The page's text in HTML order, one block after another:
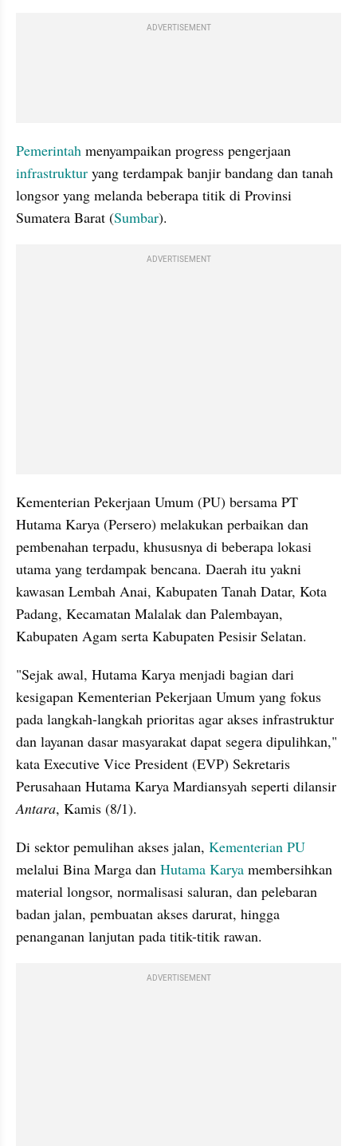
ADVERTISEMENT
Pemerintah
infrastruktur yang terdampak banjir bandang dan tanah
longsor yang melanda beberapa titik di Provinsi
Sumatera Barat (Sumbar).
ADVERTISEMENT
Kementerian Pekerjaan Umum (PU) bersama PT
Hutama Karya (Persero) melakukan perbaikan dan
pembenahan terpadu, khususnya di beberapa lokasi
utama yang terdampak bencana. Daerah itu yakni
kawasan Lembah Anai, Kabupaten Tanah Datar, Kota
Padang, Kecamatan Malalak dan Palembayan,
Kabupaten Agam serta Kabupaten Pesisir Selatan.
"Sejak awal, Hutama Karya menjadi bagian dari
kesigapan Kementerian Pekerjaan Umum yang fokus
pada langkah-langkah prioritas agar akses infrastruktur
dan layanan dasar masyarakat dapat segera dipulihkan,"
kata Executive Vice President (EVP) Sekretaris
Antara, Kamis (8/1).
Di sektor pemulihan akses jalan, Kementerian PU
melalui Bina Marga dan Hutama Karya membersihkan
material longsor, normalisasi saluran, dan pelebaran
badan jalan, pembuatan akses darurat, hingga
penanganan lanjutan pada titik-titik rawan.
ADVERTISEMENT